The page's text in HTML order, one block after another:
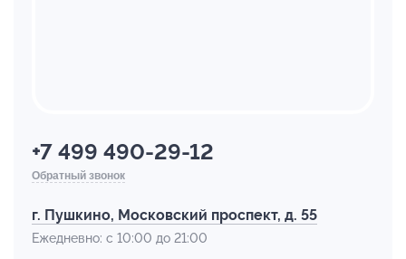
+7 499 490-29-12
Обратный звонок
г. Пушкино, Московский проспект, д. 55
Ежедневно: с 10:00 до 21:00